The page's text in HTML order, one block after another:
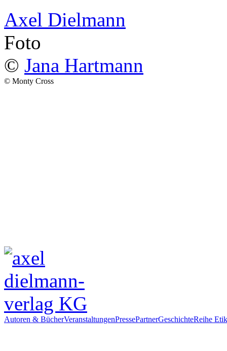
Axel Dielmann
Foto
© Jana Hartmann
© Monty Cross
Autoren & BücherVeranstaltungenPressePartnerGeschichteReihe